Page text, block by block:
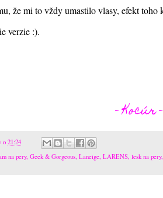
že mi to vždy umastilo vlasy, efekt toho
verzie :).
- Kocúr -
o 21:24
na pery, Geek & Gorgeous Laneige LARENS lesk na pery,